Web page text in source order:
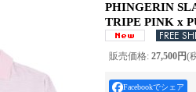
PHINGERIN
TRIPE PINK x
販売価格: 27,500円(
Facebookでシェア